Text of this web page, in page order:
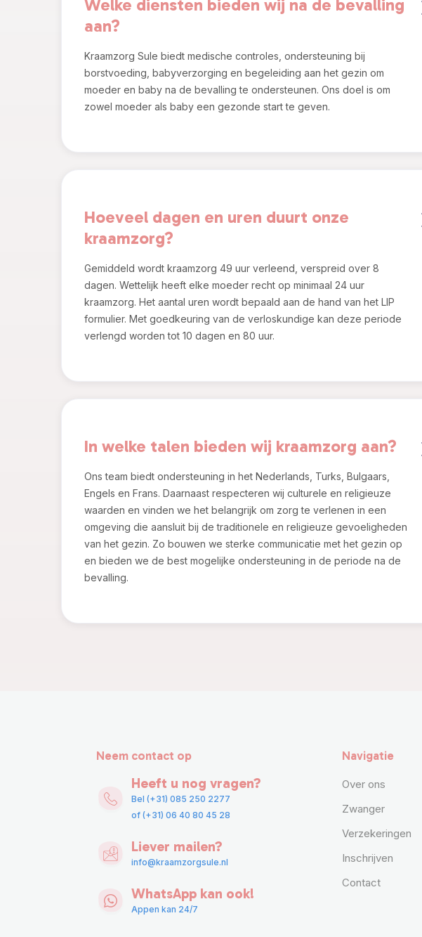
Welke diensten bieden wij na de bevalling
aan?
Kraamzorg Sule biedt medische controles, ondersteuning bij
borstvoeding, babyverzorging en begeleiding aan het gezin om
moeder en baby na de bevalling te ondersteunen. Ons doel is om
zowel moeder als baby een gezonde start te geven.
Hoeveel dagen en uren duurt onze
kraamzorg?
Gemiddeld wordt kraamzorg 49 uur verleend, verspreid over 8
dagen. Wettelijk heeft elke moeder recht op minimaal 24 uur
kraamzorg. Het aantal uren wordt bepaald aan de hand van het LIP
formulier. Met goedkeuring van de verloskundige kan deze periode
verlengd worden tot 10 dagen en 80 uur.
In welke talen bieden wij kraamzorg aan?
Ons team biedt ondersteuning in het Nederlands, Turks, Bulgaars,
Engels en Frans. Daarnaast respecteren wij culturele en religieuze
waarden en vinden we het belangrijk om zorg te verlenen in een
omgeving die aansluit bij de traditionele en religieuze gevoeligheden
van het gezin. Zo bouwen we sterke communicatie met het gezin op
en bieden we de best mogelijke ondersteuning in de periode na de
bevalling.
Neem contact op
Heeft u nog vragen?
Bel (+31) 085 250 2277
of (+31) 06 40 80 45 28
Liever mailen?
info@kraamzorgsule.nl
WhatsApp kan ook!
Appen kan 24/7
Navigatie
Over ons
Zwanger
Verzekeringen
Inschrijven
Contact